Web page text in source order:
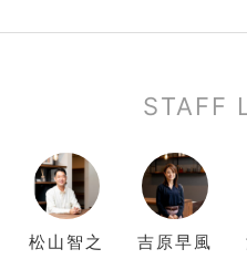
STAFF
松山 智之 吉原早風